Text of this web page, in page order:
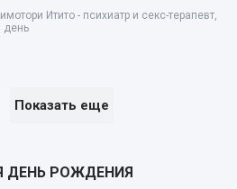
Итито - психиатр и секс-терапевт,
день
Показать еще
ДЕНЬ РОЖДЕНИЯ